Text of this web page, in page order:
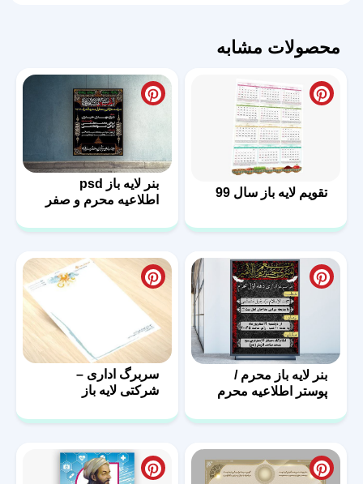
محصولات مشابه
تقویم لایه باز سال 99
بنر لایه باز psd
اطلاعیه محرم و صفر
بنر لایه باز محرم /
پوستر اطلاعیه محرم
سربرگ اداری –
شرکتی لایه باز